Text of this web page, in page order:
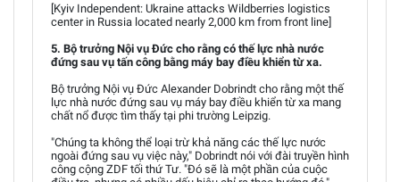
[Kyiv Independent: Ukraine attacks Wildberries logistics
center in Russia located nearly 2,000 km from front line]
5. Bộ trưởng Nội vụ Đức cho rằng có thế lực nhà nước
đứng sau vụ tấn công bằng máy bay điều khiển từ xa.
Bộ trưởng Nội vụ Đức Alexander Dobrindt cho rằng một thế
lực nhà nước đứng sau vụ máy bay điều khiển từ xa mang
chất nổ được tìm thấy tại phi trường Leipzig.
"Chúng ta không thể loại trừ khả năng các thế lực nước
ngoài đứng sau vụ việc này," Dobrindt nói với đài truyền hình
công cộng ZDF tối thứ Tư. "Đó sẽ là một phần của cuộc